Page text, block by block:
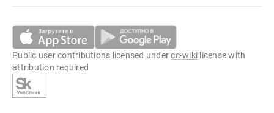
Public user contributions licensed undercc-wiki license with
attribution required